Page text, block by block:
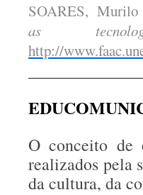
SOARES,
as
http://
O conceito de
realizados pela
da cultura, da